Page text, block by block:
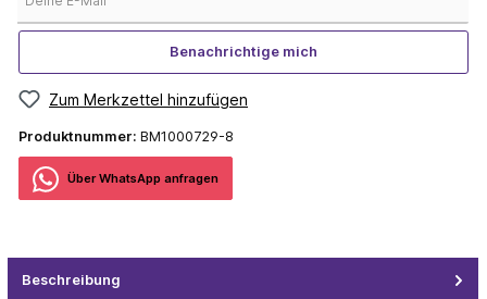
Benachrichtige mich
Zum Merkzettel hinzufügen
Produktnummer: BM1000729-8
Über WhatѕApp anfragеn
Beschreibung